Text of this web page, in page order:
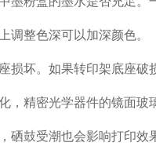
调整色深可以加深颜色。
损坏。如果转印架底座破
，精密光学器件的镜面玻
硒鼓受潮也会影响打印效